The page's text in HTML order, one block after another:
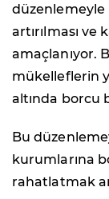
artırılması
amaçlanıyor.
mükelleflerin
altında borcu
Bu
kurumlarına
rahatlatmak